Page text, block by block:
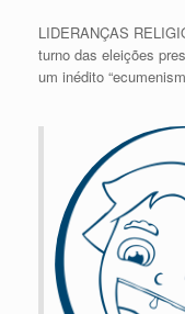
LIDERANÇAS
turno das eleições
um inédito